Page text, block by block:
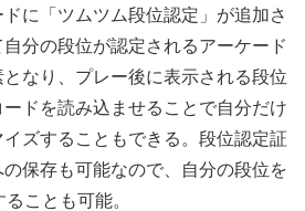
に「ツムツム段位認定」が追加さ
分の段位が認定されるアーケード
なり、プレー後に表示される段位
ドを読み込ませることで自分だけ
ズすることもできる。段位認定証
保存も可能なので、自分の段位を
ことも可能。